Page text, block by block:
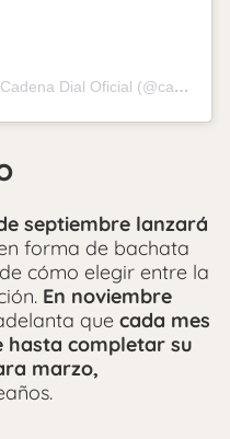
Una publicación compartida por Cadena Dial Oficial (@cadena_dial)
septiembre lanzará
forma de bachata
cómo elegir entre la
En noviembre
que cada mes
hasta completar su
marzo,